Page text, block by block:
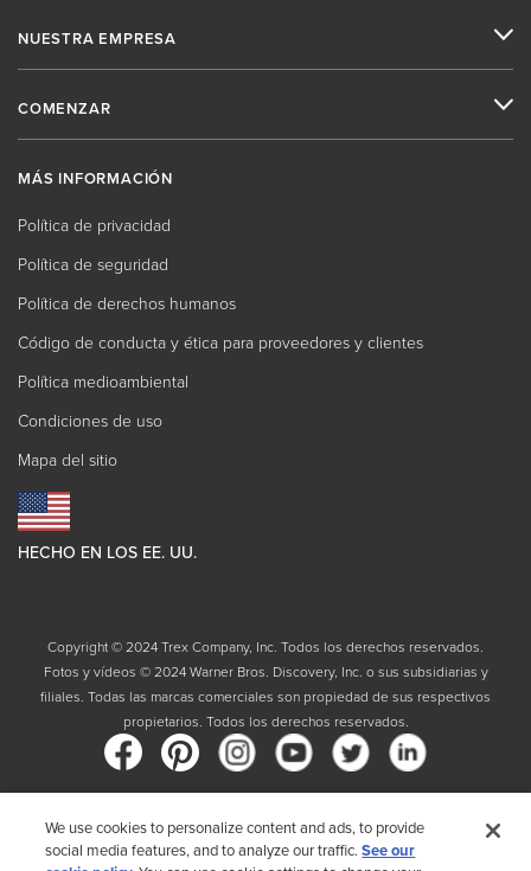
NUESTRA EMPRESA
COMENZAR
MÁS INFORMACIÓN
Política de privacidad
Política de seguridad
Política de derechos humanos
Código de conducta y ética para proveedores y clientes
Política medioambiental
Condiciones de uso
Mapa del sitio
HECHO EN LOS EE. UU.
Copyright © 2024 Trex Company, Inc. Todos los derechos reservados.
Fotos y vídeos © 2024 Warner Bros. Discovery, Inc. o sus subsidiarias y
filiales. Todas las marcas comerciales son propiedad de sus respectivos
propietarios. Todos los derechos reservados.
País
We use cookies to personalize content and ads, to provide
social media features, and to analyze our traffic.See our